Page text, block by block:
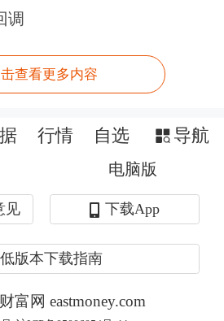
国金融业在国际上的竞
来看，中国金融业的规
，位居全球第一，尤其
，规模大、总量大。
国银行业块头这么大，
调
查看更多内容
行情 自选 导航
电脑版
见 下载App
低版本下载指南
富网 eastmoney.com